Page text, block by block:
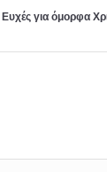
Ευχές για όμορφα